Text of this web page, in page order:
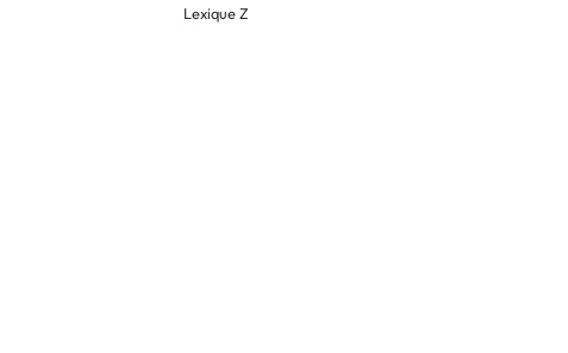
Lexique Z